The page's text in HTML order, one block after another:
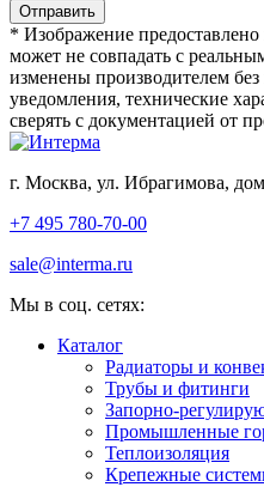
* Изображение
может не совпадать с
изменены производителем без
уведомления, технические
сверять с документацией от
г. Москва, ул. Ибрагимова,
+7 495 780-70-00
sale@interma.ru
Мы в соц. сетях:
Каталог
Радиаторы и
Трубы и фитинги
Запорно-
Промышленные
Теплоизоляция
Крепежные